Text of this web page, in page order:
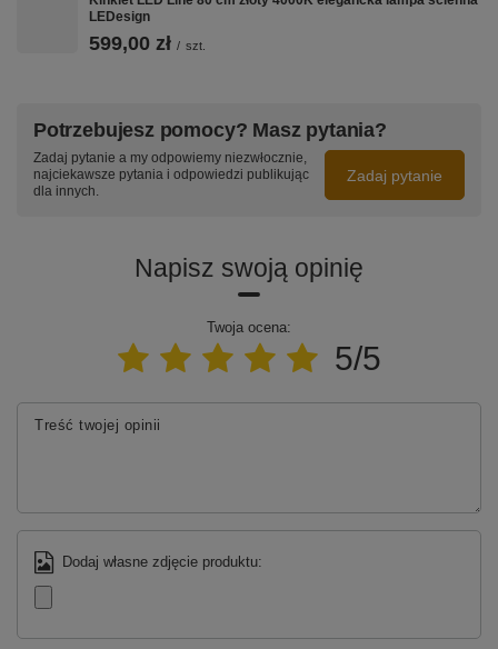
Podsumowanie
Orbit No.4 100/80/60/40 cm w czarnym macie,
wysokich wnętrz.
Zobacz wszystkie warianty lampy Orbit No.4
LEDesign
599,00 zł / szt.
Potrzebujesz pomocy? Masz pytania?
Zadaj pytanie a my odpowiemy niezwłocznie,
najciekawsze pytania i odpowiedzi publikując
dla innych.
Zadaj pytanie
Napisz swoją opinię
Twoja ocena:
5/5
Treść twojej opinii
Dodaj własne zdjęcie produktu: